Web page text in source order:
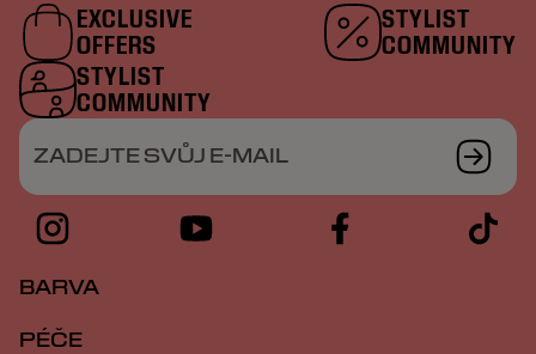
EXCLUSIVE
OFFERS
STYLIST
COMMUNITY
STYLIST
COMMUNITY
ZADEJTE SVŮJ E-MAIL
BARVA
PÉČE